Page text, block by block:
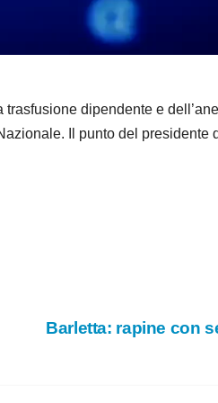
dipendente e
Il punto del
Barletta: rapine con